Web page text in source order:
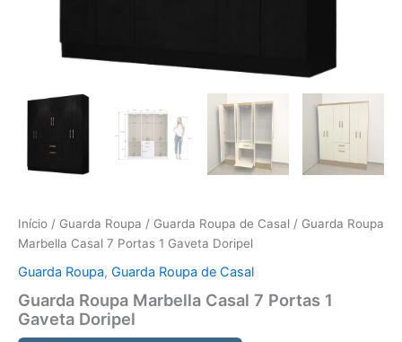
Início / Guarda Roupa / Guarda Roupa de Casal / Guarda Roupa
Marbella Casal 7 Portas 1 Gaveta Doripel
Guarda Roupa, Guarda Roupa de Casal
Guarda Roupa Marbella Casal 7 Portas 1
Gaveta Doripel